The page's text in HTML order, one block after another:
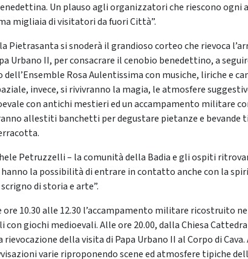
Un plauso agli organizzatori che riescono ogni
migliaia di visitatori da fuori Città”.
Pietrasanta si snoderà il grandioso corteo che rievoca
Urbano II, per consacrare il cenobio benedettino, a
Rosa Aulentissima con musiche, liriche e
invece, si rivivranno la magia, le atmosfere
con antichi mestieri ed un accampamento militare
allestiti banchetti per degustare pietanze e bevande
Petruzzelli – la comunità della Badia e gli ospiti
la possibilità di entrare in contatto anche con la
di storia e arte”.
ore 10.30 alle 12.30 l’accampamento militare ricostruito
giochi medioevali. Alle ore 20.00, dalla Chiesa
della visita di Papa Urbano II al Corpo di
varie riproponendo scene ed atmosfere tipiche